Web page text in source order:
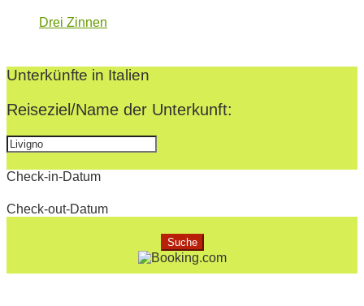
Drei Zinnen
07-
19
Unterkünfte in Italien
Reiseziel/Name der Unterkunft:
Check-in-Datum
Check-out-Datum